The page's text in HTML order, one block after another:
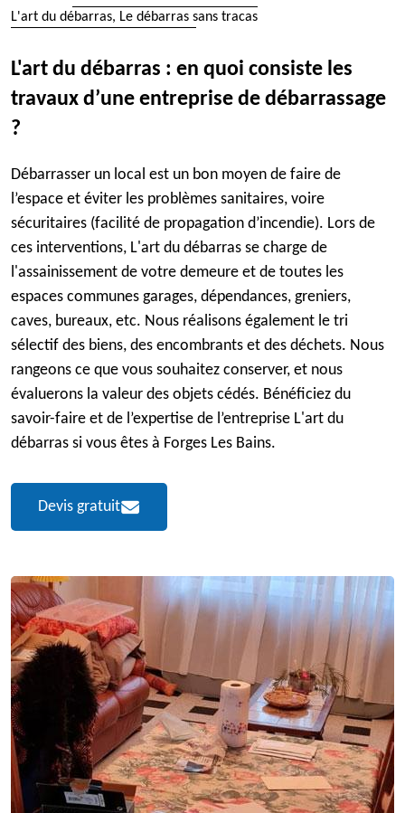
L'art du débarras, Le débarras sans tracas
L'art du débarras : en quoi consiste les
travaux d’une entreprise de débarrassage
?
Débarrasser un local est un bon moyen de faire de
l’espace et éviter les problèmes sanitaires, voire
sécuritaires (facilité de propagation d’incendie). Lors de
ces interventions, L'art du débarras se charge de
l'assainissement de votre demeure et de toutes les
espaces communes garages, dépendances, greniers,
caves, bureaux, etc. Nous réalisons également le tri
sélectif des biens, des encombrants et des déchets. Nous
rangeons ce que vous souhaitez conserver, et nous
évaluerons la valeur des objets cédés. Bénéficiez du
savoir-faire et de l’expertise de l’entreprise L'art du
débarras si vous êtes à Forges Les Bains.
Devis gratuit